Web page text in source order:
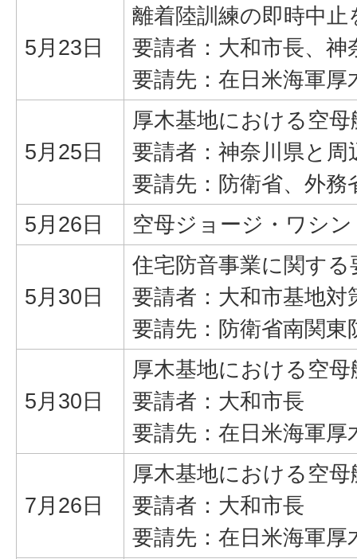
5月23日
離着陸訓練の即時中止
要請者：大和市長、
要請先：在日米海軍厚
5月25日
厚木基地における空
要請者：神奈川県と周
要請先：防衛省、外務
5月26日
空母ジョージ・ワシ
5月30日
住宅防音事業に関する
要請者：大和市基地対
要請先：防衛省南関東
5月30日
厚木基地における空
要請者：大和市長
要請先：在日米海軍厚
7月26日
厚木基地における空
要請者：大和市長
要請先：在日米海軍厚